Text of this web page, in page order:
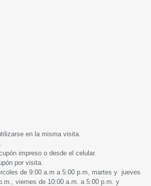
en la misma visita.
impreso o desde el celular.
por visita.
de 9:00 a.m a 5:00 p.m, martes y jueves
viernes de 10:00 a.m. a 5:00 p.m. y